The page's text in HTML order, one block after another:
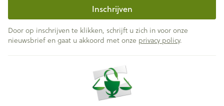
Inschrijven
Door op inschrijven te klikken, schrijft u zich in voor onze
nieuwsbrief en gaat u akkoord met onze privacy policy.